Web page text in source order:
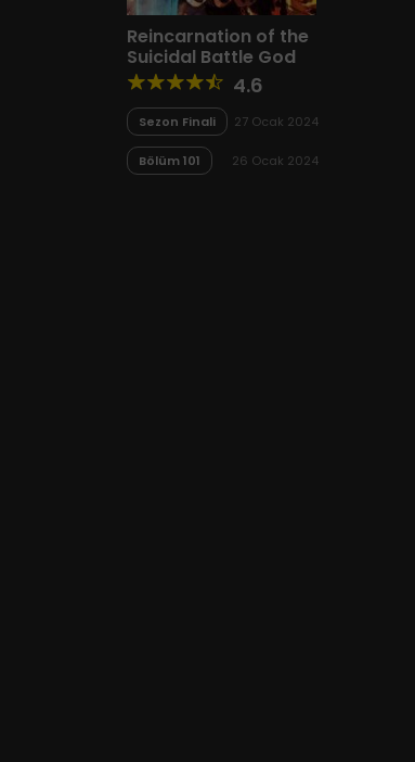
Reincarnation of the
Suicidal Battle God
4.6
Sezon Finali 27 Ocak 2024
Bölüm 101 26 Ocak 2024